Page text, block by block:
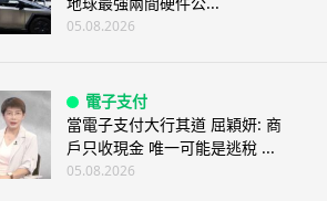
05.08.2026
電子支付
當電子支付大行其道 屈穎妍: 商
戶只收現金 唯一可能是逃稅 ...
05.08.2026